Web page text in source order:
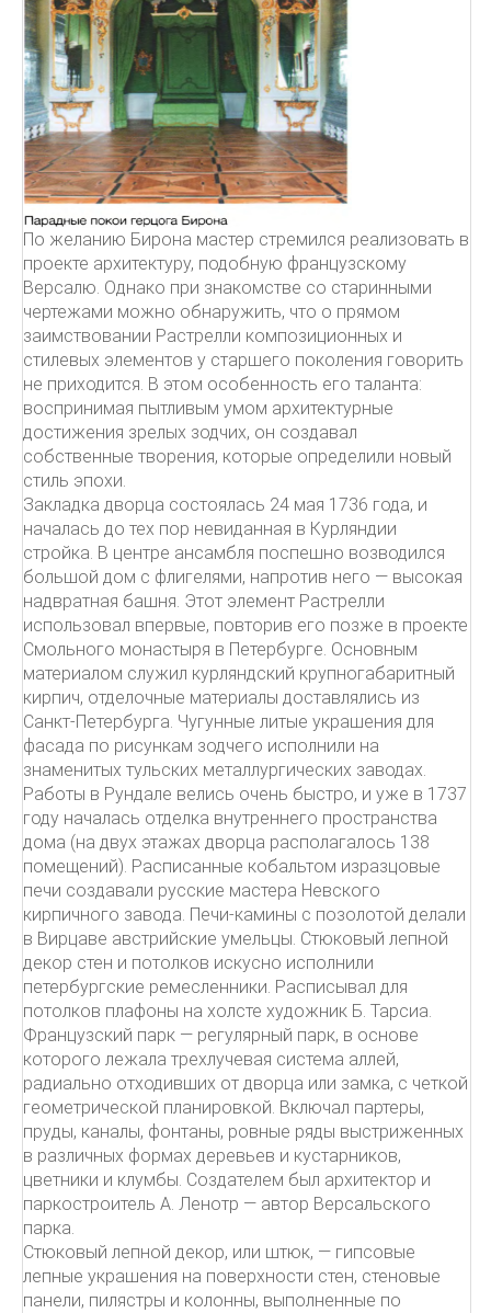
По желанию Бирона мастер стремился реализовать в
проекте архитектуру, подобную французскому
Версалю. Однако при знакомстве со старинными
чертежами можно обнаружить, что о прямом
заимствовании Растрелли композиционных и
стилевых элементов у старшего поколения говорить
не приходится. В этом особенность его таланта:
воспринимая пытливым умом архитектурные
достижения зрелых зодчих, он создавал
собственные творения, которые определили новый
стиль эпохи.
Закладка дворца состоялась 24 мая 1736 года, и
началась до тех пор невиданная в Курляндии
стройка. В центре ансамбля поспешно возводился
большой дом с флигелями, напротив него — высокая
надвратная башня. Этот элемент Растрелли
использовал впервые, повторив его позже в проекте
Смольного монастыря в Петербурге. Основным
материалом служил курляндский крупногабаритный
кирпич, отделочные материалы доставлялись из
Санкт-Петербурга. Чугунные литые украшения для
фасада по рисункам зодчего исполнили на
знаменитых тульских металлургических заводах.
Работы в Рундале велись очень быстро, и уже в 1737
году началась отделка внутреннего пространства
дома (на двух этажах дворца располагалось 138
помещений). Расписанные кобальтом изразцовые
печи создавали русские мастера Невского
кирпичного завода. Печи-камины с позолотой делали
в Вирцаве австрийские умельцы. Стюковый лепной
декор стен и потолков искусно исполнили
петербургские ремесленники. Расписывал для
потолков плафоны на холсте художник Б. Тарсиа.
Французский парк — регулярный парк, в основе
которого лежала трехлучевая система аллей,
радиально отходивших от дворца или замка, с четкой
геометрической планировкой. Включал партеры,
пруды, каналы, фонтаны, ровные ряды выстриженных
в различных формах деревьев и кустарников,
цветники и клумбы. Создателем был архитектор и
паркостроитель А. Ленотр — автор Версальского
парка.
Стюковый лепной декор, или штюк, — гипсовые
лепные украшения на поверхности стен, стеновые
панели, пилястры и колонны, выполненные по